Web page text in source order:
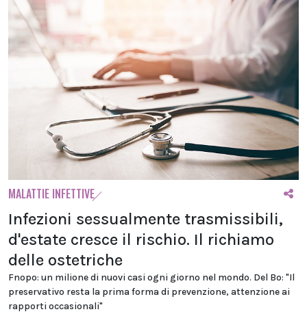
MALATTIE INFETTIVE
Infezioni sessualmente trasmissibili,
d'estate cresce il rischio. Il richiamo
delle ostetriche
Fnopo: un milione di nuovi casi ogni giorno nel mondo. Del Bo: "Il
preservativo resta la prima forma di prevenzione, attenzione ai
rapporti occasionali"